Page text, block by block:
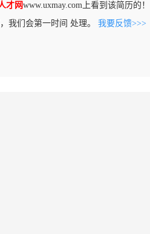
才网www.uxmay.com上看到该简历的！
我们会第一时间 处理。 我要反馈>>>